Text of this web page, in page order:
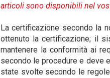
articoli sono disponibili nel
La certificazione secondo la
ottenuto la certificazione; il
mantenere la conformità ai
secondo le procedure e deve
state svolte secondo le